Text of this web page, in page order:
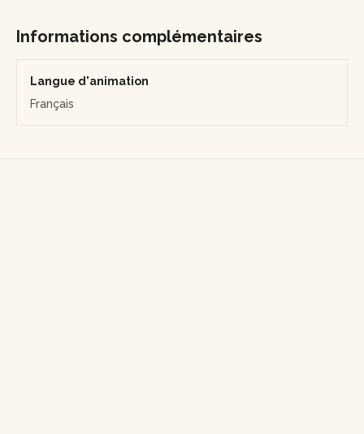
Informations complémentaires
Langue d'animation
Français